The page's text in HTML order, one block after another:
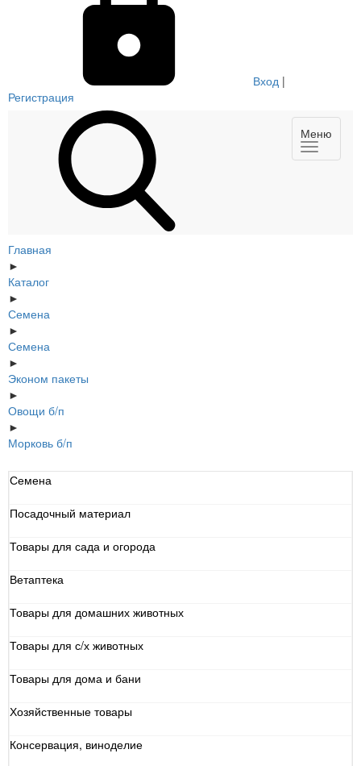
Вход |
Регистрация
Меню
Главная
►
Каталог
►
Семена
►
Семена
►
Эконом пакеты
►
Овощи б/п
►
Морковь б/п
Семена
Посадочный материал
Товары для сада и огорода
Ветаптека
Товары для домашних животных
Товары для с/х животных
Товары для дома и бани
Хозяйственные товары
Консервация, виноделие